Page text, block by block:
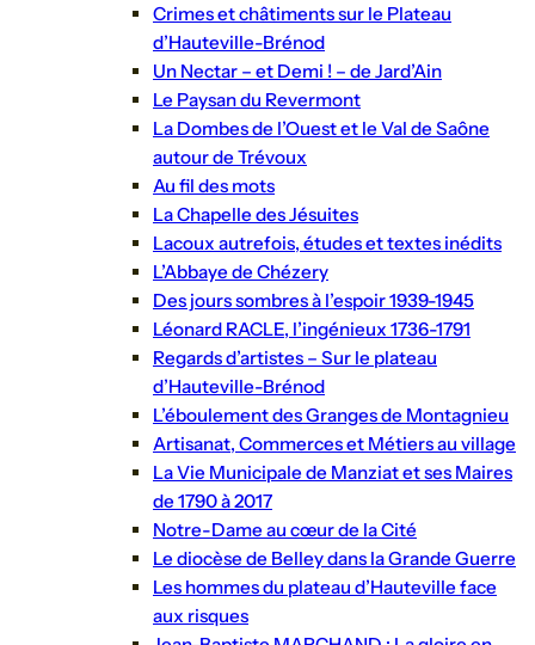
Crimes et châtiments sur le Plateau
d’Hauteville-Brénod
Un Nectar – et Demi ! – de Jard’Ain
Le Paysan du Revermont
La Dombes de l’Ouest et le Val de Saône
autour de Trévoux
Au fil des mots
La Chapelle des Jésuites
Lacoux autrefois, études et textes inédits
L’Abbaye de Chézery
Des jours sombres à l’espoir 1939-1945
Léonard RACLE, l’ingénieux 1736-1791
Regards d’artistes – Sur le plateau
d’Hauteville-Brénod
L’éboulement des Granges de Montagnieu
Artisanat, Commerces et Métiers au village
La Vie Municipale de Manziat et ses Maires
de 1790 à 2017
Notre-Dame au cœur de la Cité
Le diocèse de Belley dans la Grande Guerre
Les hommes du plateau d’Hauteville face
aux risques